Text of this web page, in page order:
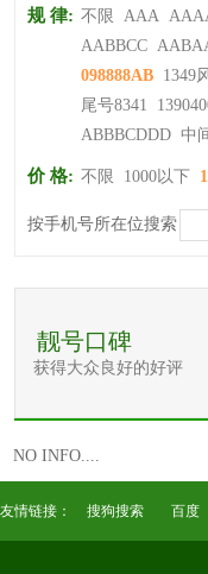
规 律: 不限 AAA
AABBCC
098888AB 1349
尾号8341
ABBBCDDD 中
价 格: 不限 1000以下
按手机号所在位搜索
靓号口碑
获得大众良好的好评
NO INFO....
友情链接： 搜狗搜索 百度